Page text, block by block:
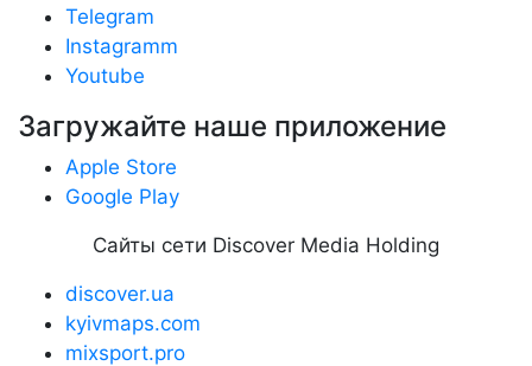
Telegram
Instagramm
Youtube
Загружайте наше приложение
Apple Store
Google Play
Сайты сети Discover Media Holding
discover.ua
kyivmaps.com
mixsport.pro